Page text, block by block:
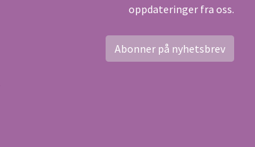
oppdateringer fra oss.
Abonner på nyhetsbrev